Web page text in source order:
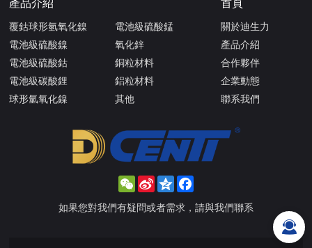
產品介紹
覆鈷球形氫氧化鎳
電池級硫酸鎳
電池級硫酸鈷
電池級碳酸鋰
球形氫氧化鎳
電池級硫酸錳
氧化鋅
銅粒材料
鋁粒材料
其他
首頁
關於迪生力
產品介紹
合作夥伴
企業動態
聯系我們
WeChat
Sina
Weibo
Qzone
如果您對我們有疑問或者需求，請與我們聯系